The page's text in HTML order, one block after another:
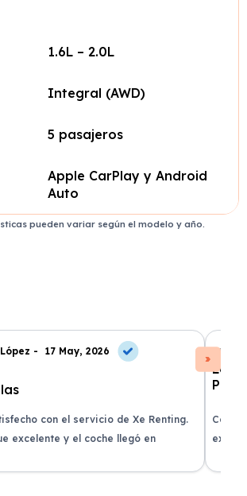
1.6L – 2.0L
Integral (AWD)
5 pasajeros
Apple CarPlay y Android
Auto
pueden variar según el modelo y año.
- 17 May, 2026
con el servicio de Xe Renting.
excelente y el coche llegó en